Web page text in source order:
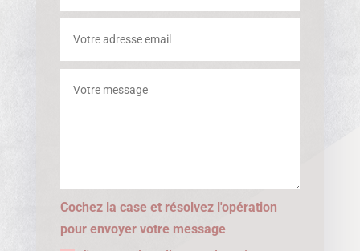
Cochez la case et résolvez l'opération
pour envoyer votre message